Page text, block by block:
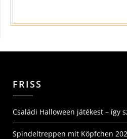
FRISS
Családi Halloween játékest – így
Spindeltreppen mit Köpfchen